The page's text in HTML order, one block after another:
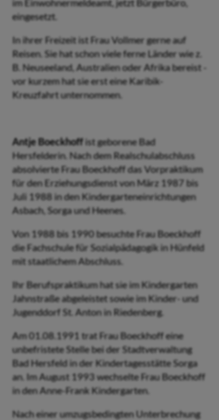
im Einwohnermeldeamt, jetzt Bürgerbüro,
eingesetzt.
In ihrer Freizeit ist Frau Vollmer gerne auf
Reisen. Sie hat schon viele ferne Länder wie z.
B. Neuseeland, Australien oder Afrika bereist -
vor kurzem hat sie erst eine Karibik-
Kreuzfahrt unternommen.
Antje Boeckhoff ist geborene Bad
Hersfelderin. Nach dem Realschulabschluss
absolvierte Frau Boeckhoff das Vorpraktikum
für den Erziehungsdienst von März 1987 bis
Juli 1988 in den Kindergarteneinrichtungen
Asbach, Sorga und Heenes.
Von 1988 bis 1990 besuchte Frau Boeckhoff
die Fachschule für Sozialpädagogik in Hünfeld
mit staatlichem Abschluss.
Ihr Berufspraktikum hat sie im Kindergarten
Jahnstraße abgeleistet sowie im Kinder- und
Jugenddorf St. Anton in Riedenberg.
Am 01.08.1991 trat Frau Boeckhoff eine
unbefristete Stelle bei der Stadtverwaltung
Bad Hersfeld in der Kindertagesstätte Sorga
an. Im August 1993 wechselte Frau Boeckhoff
in den Anne-Frank­ Kindergarten.
Nach einer umzugsbedingten Unterbrechung